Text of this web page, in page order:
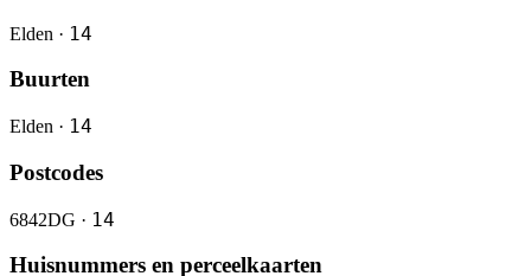
Elden · 14
Buurten
Elden · 14
Postcodes
6842DG · 14
Huisnummers en perceelkaarten